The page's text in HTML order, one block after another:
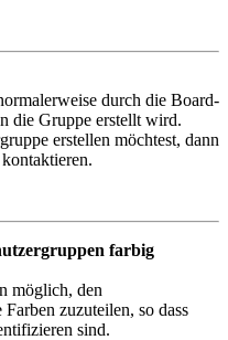
durch die Board-
die Gruppe erstellt wird.
erstellen möchtest, dann
farbig
möglich, den
zuzuteilen, so dass
sind.